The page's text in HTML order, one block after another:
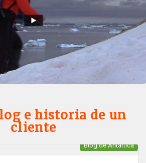
e historia de un
cliente
Blog de Antártica